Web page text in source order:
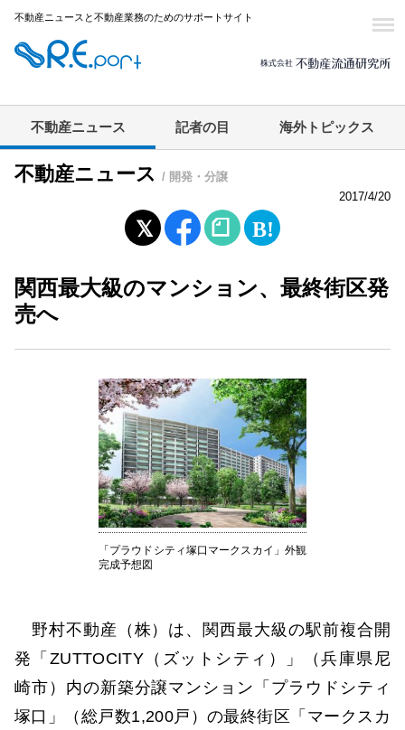
不動産ニュースと不動産業務のためのサポートサイト
不動産ニュース 記者の目 海外トピックス
不動産ニュース / 開発・分譲
2017/4/20
関西最大級のマンション、最終街区発
売へ
「プラウドシティ塚口マークスカイ」外観
完成予想図
野村不動産（株）は、関西最大級の駅前複合開
発「ZUTTOCITY（ズットシティ）」（兵庫県尼
崎市）内の新築分譲マンション「プラウドシティ
塚口」（総戸数1,200戸）の最終街区「マークスカ